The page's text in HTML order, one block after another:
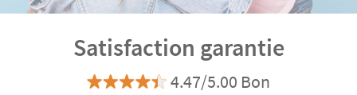
Satisfaction garantie
4.47/5.00 Bon